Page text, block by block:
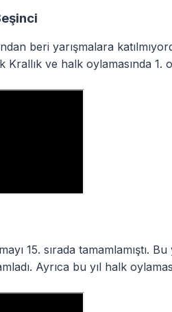
beri yarışmalara
Krallık ve halk oylamasında 1.
15. sırada tamamlamıştı.
Ayrıca bu yıl halk